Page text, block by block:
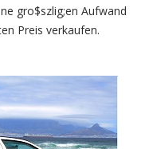
gro$szlig;en Aufwand
Preis verkaufen.